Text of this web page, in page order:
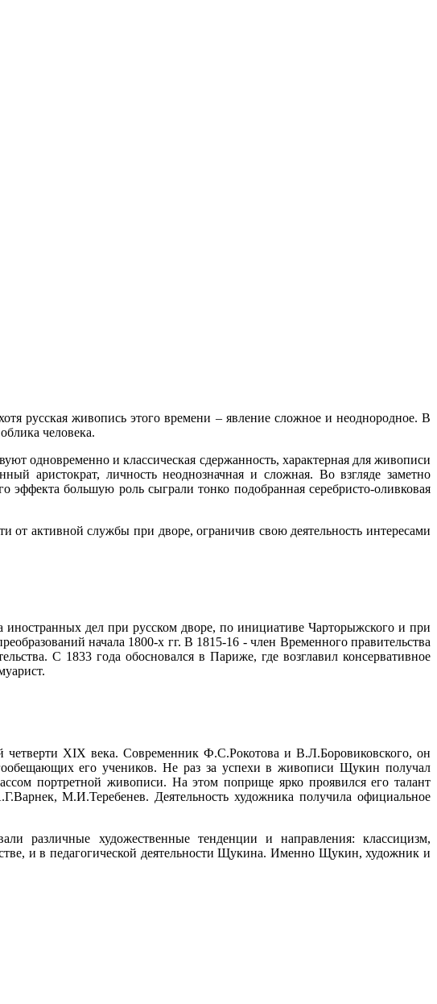
русская живопись этого времени – явление сложное и неоднородное. В
человека.
одновременно и классическая сдержанность, характерная для живописи
аристократ, личность неоднозначная и сложная. Во взгляде заметно
эффекта большую роль сыграли тонко подобранная серебристо-оливковая
от активной службы при дворе, ограничив свою деятельность интересами
дел при русском дворе, по инициативе Чарторыжского и при
начала 1800-х гг. В 1815-16 - член Временного правительства
С 1833 года обосновался в Париже, где возглавил консервативное
XIX века. Современник Ф.С.Рокотова и В.Л.Боровиковского, он
его учеников. Не раз за успехи в живописи Щукин получал
портретной живописи. На этом поприще ярко проявился его талант
М.И.Теребенев. Деятельность художника получила официальное
различные художественные тенденции и направления: классицизм,
и в педагогической деятельности Щукина. Именно Щукин, художник и